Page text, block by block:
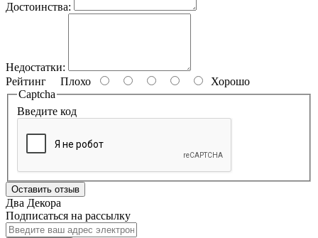
Достоинства:
Недостатки:
Рейтинг Плохо
Хорошо
Captcha
Введите код
Оставить отзыв
Два Декора
Подписаться на рассылку